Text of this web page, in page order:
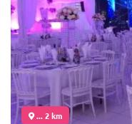
... 2 km